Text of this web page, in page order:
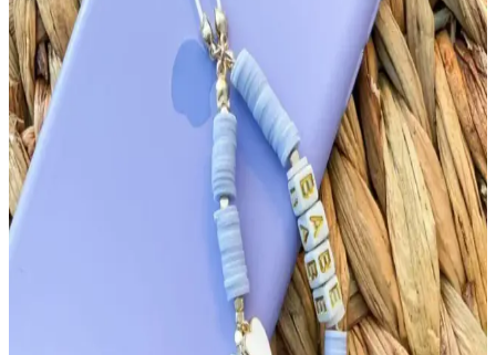
Fimo malzemesi, lila renk tonlarında takı tasarımlarında kullanılır.
Esnek yapısı ve çeşitli renk seçenekleriyle özgün ve dayanıklı kolye
modelleri oluşturmayı sağlar.
Hafif Lila Kalpli Fimo Kolye: El Yapımı Zarif ve
Duygusal Takı Tasarımı
Hafif lila tonlarda ve kalpli motiflerle süslenmiş el yapımı fimo
kolyeler, kişisel tarzı yansıtan şık ve anlamlı aksesuarlar sunar.
Yaratıcı tasarımlarla duygusal ve estetik ifadeye olanak tanır.
Fimo Kalpli Kolye: Şıklık ve Kişisel Tarzı Yansıtan
Modern Takı Seçenekleri
Fimo kalpli kolyeler, çeşitli tasarım ve renk seçenekleriyle kişisel
tarzı ön plana çıkarır, hafif ve dayanıklı yapısıyla günlük ve özel